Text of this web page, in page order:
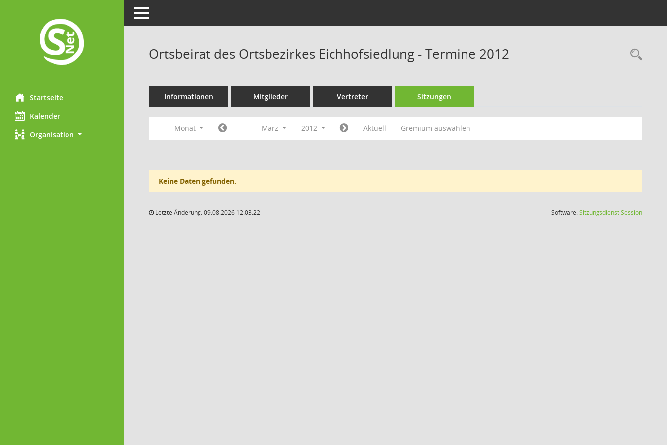
Startseite
Kalender
Organisation
Toggle navigation
Ortsbeirat des Ortsbezirkes Eichhofsiedlung - Termine 2012
Informationen Mitglieder Vertreter Sitzungen
Monat März 2012 Aktuell Gremium auswählen
Keine Daten gefunden.
Letzte Änderung: 09.08.2026 12:03:22 Software:SitzungsdienstSession(Wird in